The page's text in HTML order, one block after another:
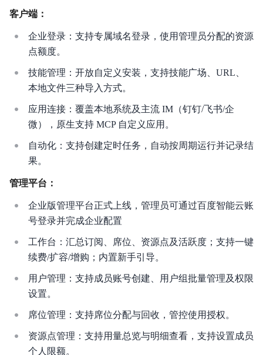
客户端：
企业登录：支持专属域名登录，使用管理员分配的资源
点额度。
技能管理：开放自定义安装，支持技能广场、URL、
本地文件三种导入方式。
应用连接：覆盖本地系统及主流 IM（钉钉/飞书/企
微），原生支持 MCP 自定义应用。
自动化：支持创建定时任务，自动按周期运行并记录结
果。
管理平台：
企业版管理平台正式上线，管理员可通过百度智能云账
号登录并完成企业配置
工作台：汇总订阅、席位、资源点及活跃度；支持一键
续费/扩容/增购；内置新手引导。
用户管理：支持成员账号创建、用户组批量管理及权限
设置。
席位管理：支持席位分配与回收，管控使用授权。
资源点管理：支持用量总览与明细查看，支持设置成员
个人限额。